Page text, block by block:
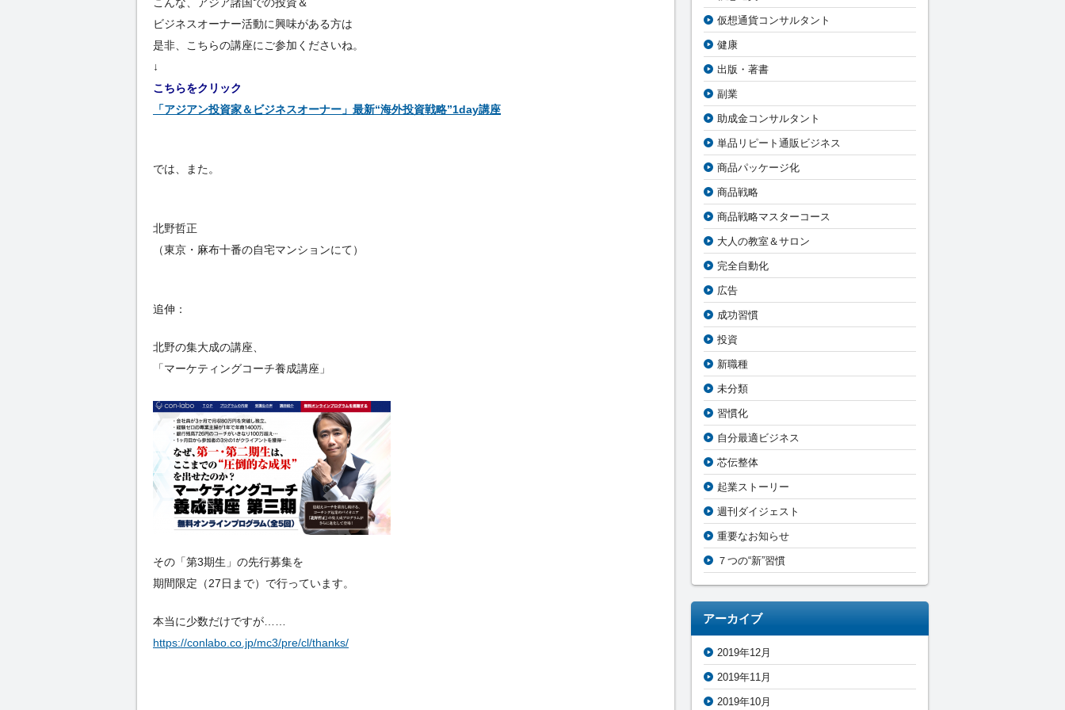
こんな、アジア諸国での投資＆
ビジネスオーナー活動に興味がある方は
是非、こちらの講座にご参加くださいね。
↓
こちらをクリック
「アジアン投資家＆ビジネスオーナー」最新“海外投資戦略”1day講座
では、また。
北野哲正
（東京・麻布十番の自宅マンションにて）
追伸：
北野の集大成の講座、
「マーケティングコーチ養成講座」
その「第3期生」の先行募集を
期間限定（27日まで）で行っています。
本当に少数だけですが……
https://conlabo.co.jp/mc3/pre/cl/thanks/
仮想通貨コンサルタント
健康
出版・著書
副業
助成金コンサルタント
単品リピート通販ビジネス
商品パッケージ化
商品戦略
商品戦略マスターコース
大人の教室＆サロン
完全自動化
広告
成功習慣
投資
新職種
未分類
習慣化
自分最適ビジネス
芯伝整体
起業ストーリー
週刊ダイジェスト
重要なお知らせ
７つの“新”習慣
アーカイブ
2019年12月
2019年11月
2019年10月